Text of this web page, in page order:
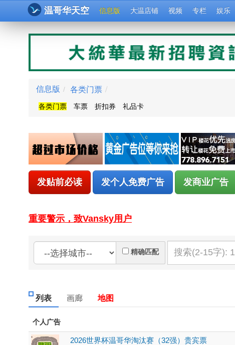
温哥华天空 信息版 大温店铺 视频 专栏 娱乐
信息版 / 各类门票 /
各类门票 车票 折扣券 礼品卡
发贴前必读 发个人免费广告 发商业广告
重要警示，致Vansky用户
精确匹配
列表 画廊 地图
个人广告
2026世界杯温哥华淘汰赛（32强）贵宾票